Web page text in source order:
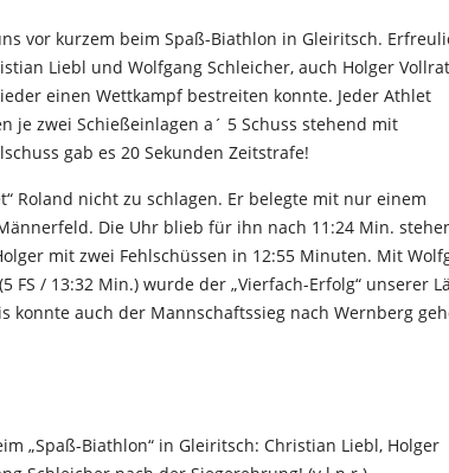
vor kurzem beim Spaß-Biathlon in Gleiritsch.
Liebl und Wolfgang Schleicher, auch Holger
einen Wettkampf bestreiten konnte. Jeder Athlet
je zwei Schießeinlagen a´ 5 Schuss stehend mit
gab es 20 Sekunden Zeitstrafe!
Roland nicht zu schlagen. Er belegte mit nur einem
Die Uhr blieb für ihn nach 11:24 Min.
mit zwei Fehlschüssen in 12:55 Minuten. Mit
FS / 13:32 Min.) wurde der „Vierfach-Erfolg“ unserer
konnte auch der Mannschaftssieg nach Wernberg
„Spaß-Biathlon“ in Gleiritsch: Christian Liebl, Holger